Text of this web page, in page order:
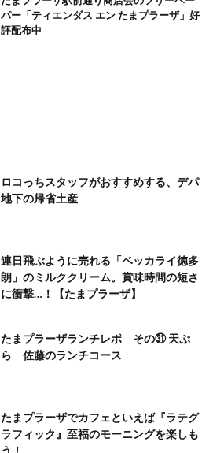
パー「ティエンダス エン たまプラーザ」好
評配布中
ロコっちスタッフがおすすめする、デパ
地下の帰省土産
連日飛ぶように売れる「ベッカライ徳多
朗」のミルククリーム。賞味時間の短さ
に衝撃…！【たまプラーザ】
たまプラーザランチレポ その㉛ 天ぷ
ら 佐藤のランチコース
たまプラーザでカフェといえば『ラテグ
ラフィック』至福のモーニングを楽しも
う！